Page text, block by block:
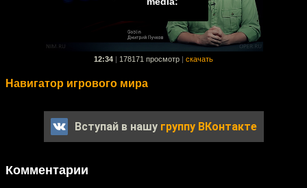
12:34 178171 просмотр скачать
Навигатор игрового мира
Вступай в нашу группу ВКонтакте
Комментарии